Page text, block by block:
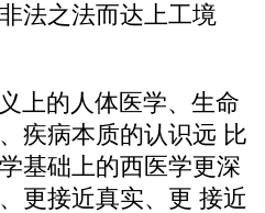
法之法而达上工境
上的人体医学、生命
疾病本质的认识远 比
基础上的西医学更深
更接近真实、更 接近